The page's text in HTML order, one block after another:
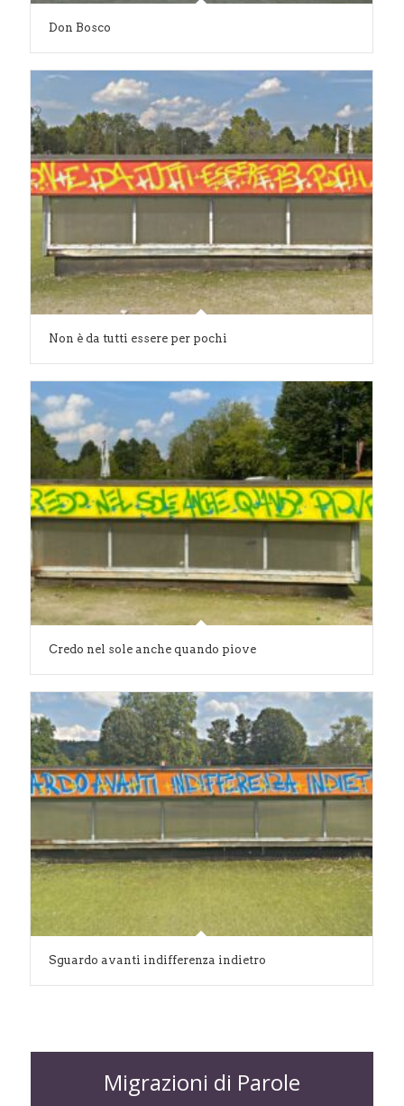
Don Bosco
Non è da tutti essere per pochi
Credo nel sole anche quando piove
Sguardo avanti indifferenza indietro
Migrazioni di Parole